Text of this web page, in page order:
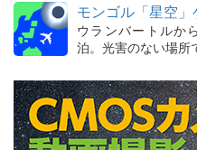
モンゴル「星空
ウランバートルか
泊。光害のない場所